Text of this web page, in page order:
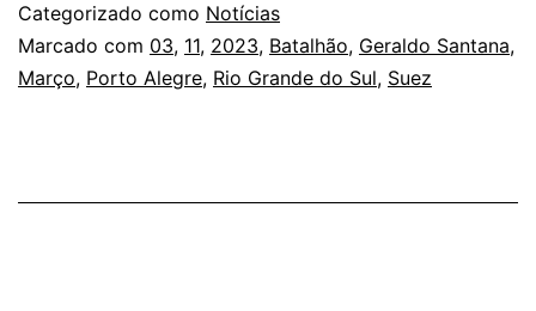
Categorizado como Notícias
Marcado com 03, 11, 2023, Batalhão, Geraldo Santana,
Março, Porto Alegre, Rio Grande do Sul, Suez